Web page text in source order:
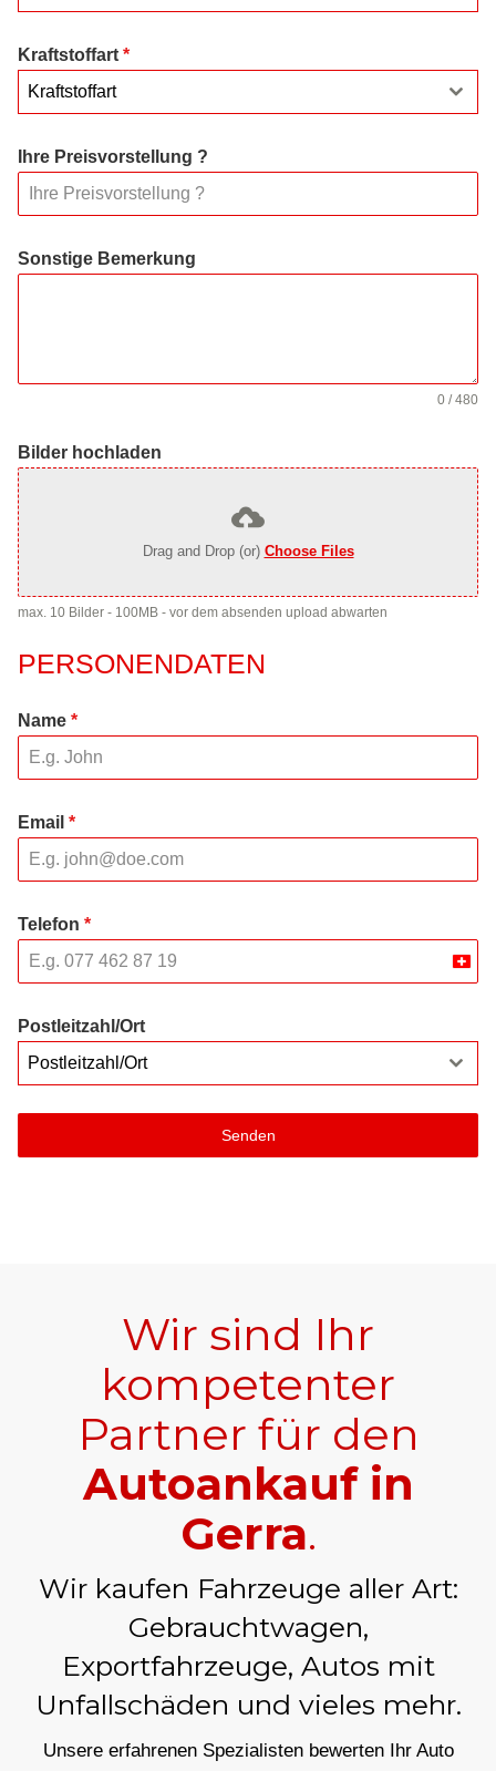
Kraftstoffart *
Kraftstoffart
Ihre Preisvorstellung ?
Sonstige Bemerkung
0 / 480
Bilder hochladen
Drag and Drop (or) Choose Files
max. 10 Bilder - 100MB - vor dem absenden upload abwarten
PERSONENDATEN
Name *
Email *
Telefon *
Postleitzahl/Ort
Postleitzahl/Ort
Senden
Wir sind Ihr
kompetenter
Partner für den
Autoankauf in
Gerra.
Wir kaufen Fahrzeuge aller Art:
Gebrauchtwagen,
Exportfahrzeuge, Autos mit
Unfallschäden und vieles mehr.
Unsere erfahrenen Spezialisten bewerten Ihr Auto